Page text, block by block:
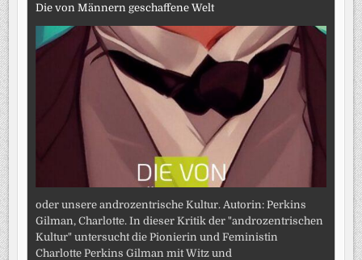
Die von Männern geschaffene Welt
oder unsere androzentrische Kultur. Autorin: Perkins
Gilman, Charlotte. In dieser Kritik der "androzentrischen
Kultur" untersucht die Pionierin und Feministin
Charlotte Perkins Gilman mit Witz und